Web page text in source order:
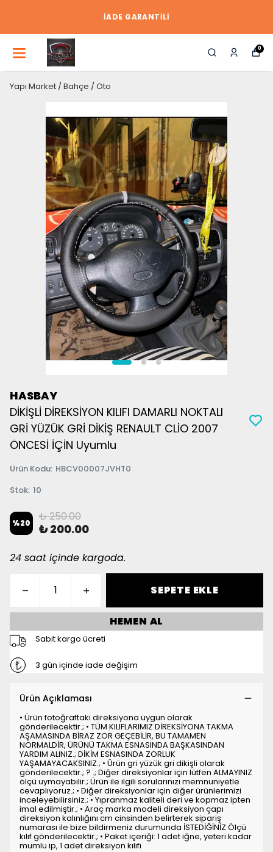
İADE GARANTİLİ
0
Yapı Market / Bahçe / Oto
HASBAY
DİKİŞLİ DİREKSİYON KILIFI DAMARLI NOKTALI
GRİ YÜZÜK GRİ DİKİŞ RENAULT CLİO 2007
ÖNCESİ İÇİN Uyumlu
Ürün Kodu: HBCV00007JVHT0
Stok: 10
%20 ₺ 250.00
₺ 200.00
24 saat içinde kargoda.
SEPETE EKLE
HEMEN AL
Sabit kargo ücreti
3 gün içinde iade değişim
Ürün Açıklaması
• Ürün fotoğraftaki direksiyona uygun olarak
gönderilecektir.; • TÜM KILIFLARIMIZ DİREKSİYONA TAKMA
AŞAMASINDA BİRAZ ZOR GEÇEBİLİR, BU TAMAMEN
NORMALDİR, ÜRÜNÜ TAKMA ESNASINDA BAŞKASINDAN
YARDIM ALINIZ.; DİKİM ESNASINDA ZORLUK
YAŞAMAYACAKSINIZ.; • Ürün gri yüzük gri dikişli olarak
gönderilecektir.; ? .; Diğer direksiyonlar için lütfen ALMAYINIZ
ölçü uymayabilir.; Ürün ile ilgili sorularınızı memnuniyetle
cevaplıyoruz.; • Diğer direksiyonlar için diğer ürünlerimizi
inceleyebilirsiniz.; • Yıpranmaz kaliteli deri ve kopmaz ipten
imal edilmiştir.; • Araç marka modeli direksiyon çapı
direksiyon kalınlığını cm cinsinden belirterek sipariş
numarası ile bize bildirmeniz durumunda İSTEDİĞİNİZ Ölçü
kılıf gönderilecektir.; • Paket içeriği: 1 adet iğne, yeteri kadar
mumlu ip, 1 adet direksiyon kılıfı